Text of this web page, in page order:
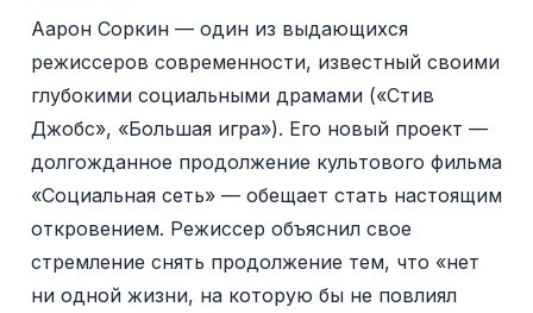
Аарон Соркин — один из выдающихся
режиссеров современности, известный своими
глубокими социальными драмами («Стив
Джобс», «Большая игра»). Его новый проект —
долгожданное продолжение культового фильма
«Социальная сеть» — обещает стать настоящим
откровением. Режиссер объяснил свое
стремление снять продолжение тем, что «нет
ни одной жизни, на которую бы не повлиял